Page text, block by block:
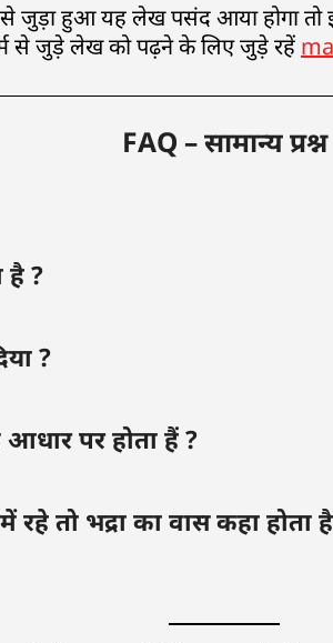
से जुड़ा हुआ यह लेख पसंद आया होगा
से जुड़े लेख को पढ़ने के लिए जुड़े रहें
FAQ – सामान्य प्रश्न
है ?
?
पर होता हैं ?
तो भद्रा का वास कहा होता